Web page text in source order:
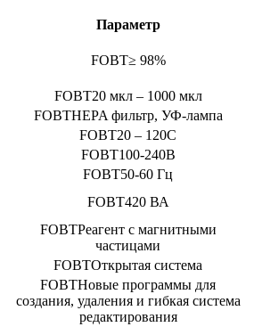
Параметр
≥ 98%
20 мкл – 1000 мкл
HEPA фильтр, УФ-лампа
20 – 120С
100-240В
50-60 Гц
420 ВА
Реагент с магнитными
частицами
Открытая система
Новые программы для
создания, удаления и гибкая система
редактирования